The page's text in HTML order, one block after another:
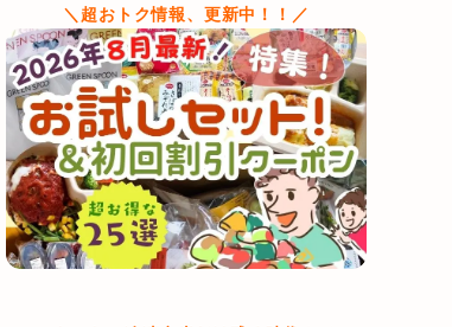
＼超おトク情報、更新中！！／